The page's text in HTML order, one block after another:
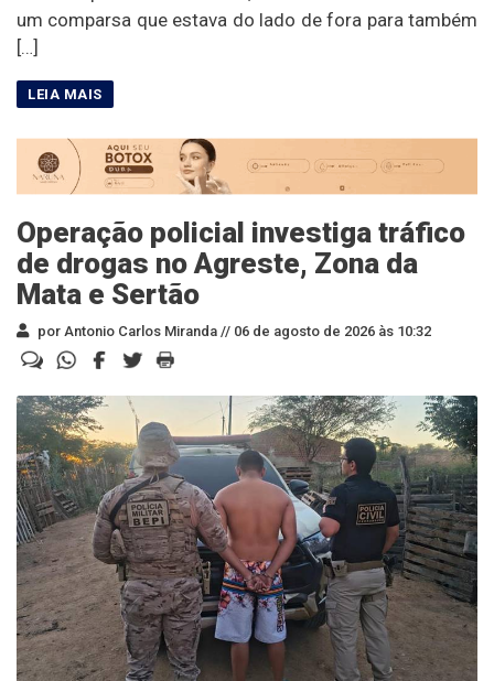
um comparsa que estava do lado de fora para também
[…]
Operação policial investiga tráfico
de drogas no Agreste, Zona da
Mata e Sertão
por Antonio Carlos Miranda // 06 de agosto de 2026 às 10:32